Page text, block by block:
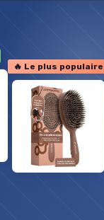
🔥 Le plus populaire